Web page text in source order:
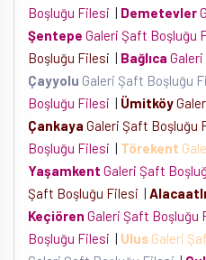
Boşluğu Filesi | Demetevler
Şentepe Galeri Şaft Boşluğu
Boşluğu Filesi | Bağlıca
Çayyolu Galeri Şaft Boşluğu
Boşluğu Filesi | Ümitköy
Çankaya Galeri Şaft Boşluğu
Boşluğu Filesi | Törekent
Yaşamkent Galeri Şaft
Şaft Boşluğu Filesi | Alacaatlı
Keçiören Galeri Şaft Boşluğu
Boşluğu Filesi | Ulus Galeri